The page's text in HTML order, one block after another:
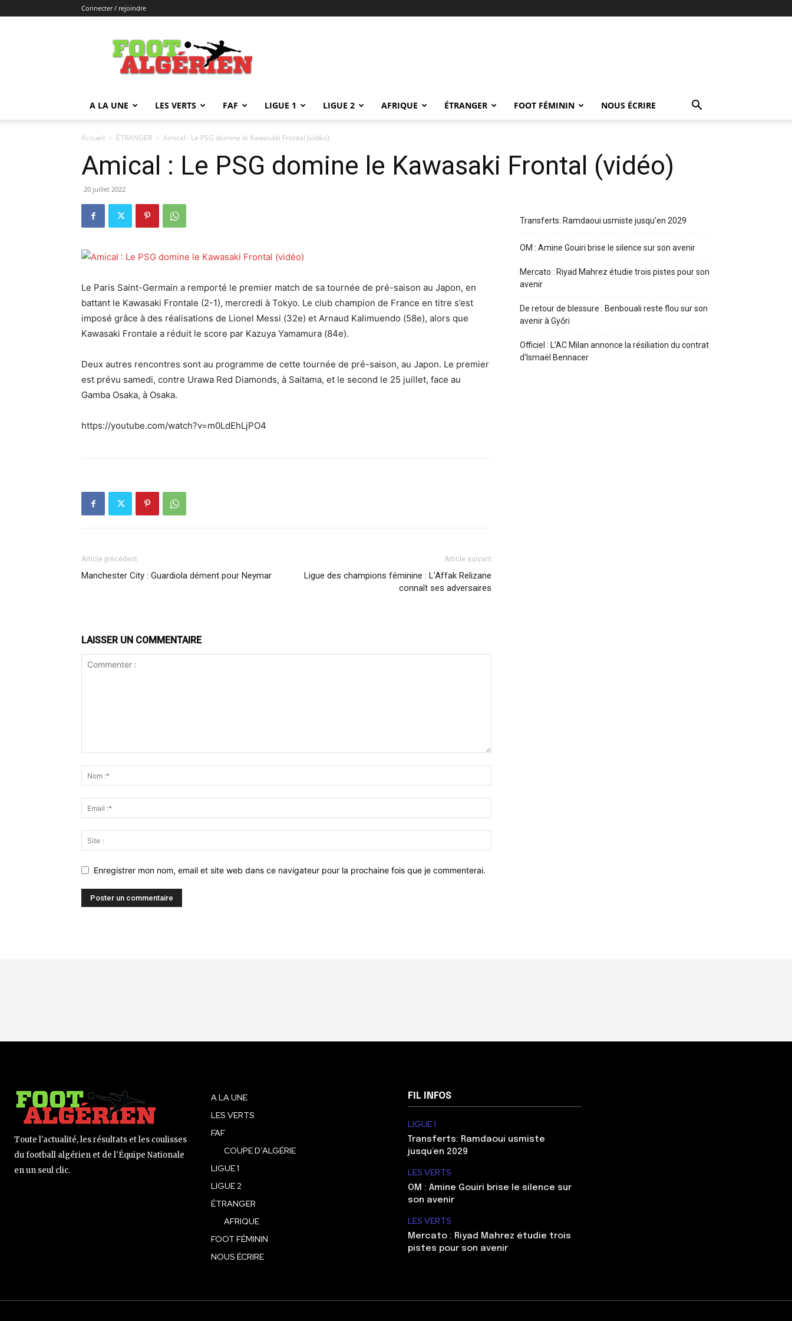
Connecter / rejoindre
FOOTALGERIEN
A LA UNE LES VERTS FAF LIGUE 1 LIGUE 2 AFRIQUE ÉTRANGER FOOT FÉMININ NOUS ÉCRIRE
Accueil ÉTRANGER Amical : Le PSG domine le Kawasaki Frontal (vidéo)
Amical : Le PSG domine le Kawasaki Frontal (vidéo)
20 juillet 2022
Le Paris Saint-Germain a remporté le premier match de sa tournée de pré-saison au Japon, en
battant le Kawasaki Frontale (2-1), mercredi à Tokyo. Le club champion de France en titre s’est
imposé grâce à des réalisations de Lionel Messi (32e) et Arnaud Kalimuendo (58e), alors que
Kawasaki Frontale a réduit le score par Kazuya Yamamura (84e).
Deux autres rencontres sont au programme de cette tournée de pré-saison, au Japon. Le premier
est prévu samedi, contre Urawa Red Diamonds, à Saitama, et le second le 25 juillet, face au
Gamba Osaka, à Osaka.
https://youtube.com/watch?v=m0LdEhLjPO4
Article précédent
Manchester City : Guardiola dément pour Neymar
Article suivant
Ligue des champions féminine : L’Affak Relizane
connaît ses adversaires
LAISSER UN COMMENTAIRE
Enregistrer mon nom, email et site web dans ce navigateur pour la prochaine fois que je commenterai.
Transferts: Ramdaoui usmiste jusqu’en 2029
OM : Amine Gouiri brise le silence sur son avenir
Mercato : Riyad Mahrez étudie trois pistes pour son
avenir
De retour de blessure : Benbouali reste flou sur son
avenir à Győri
Officiel : L’AC Milan annonce la résiliation du contrat
d’Ismaël Bennacer
Toute l'actualité, les résultats et les coulisses
du football algérien et de l'Équipe Nationale
en un seul clic.
A LA UNE
LES VERTS
FAF
COUPE D’ALGÉRIE
LIGUE 1
LIGUE 2
ÉTRANGER
AFRIQUE
FOOT FÉMININ
NOUS ÉCRIRE
FIL INFOS
LIGUE 1
Transferts: Ramdaoui usmiste
jusqu’en 2029
LES VERTS
OM : Amine Gouiri brise le silence sur
son avenir
LES VERTS
Mercato : Riyad Mahrez étudie trois
pistes pour son avenir